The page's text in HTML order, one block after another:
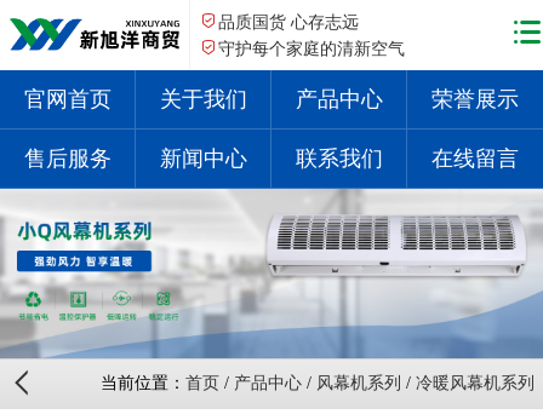
品质国货 心存志远
守护每个家庭的清新空气
官网首页 关于我们 产品中心 荣誉展示
售后服务 新闻中心 联系我们 在线留言
当前位置： 首页 / 产品中心 / 风幕机系列 / 冷暖风幕机系列